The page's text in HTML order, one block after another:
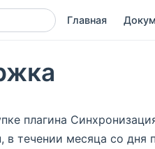
Главная
плагина
течении месяца со дня